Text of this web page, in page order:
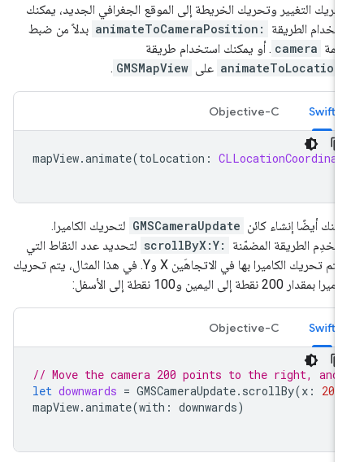
التغيير وتحريك الخريطة إلى الموقع الجغرافي الجديد، يمكنك
الطريقة animateToCameraPosition: بدلاً من ضبط
camera . أو يمكنك استخدام طريقة
على GMSMapView
.
Swift
Objective-C
mapView.animate(toLocation:
أيضًا إنشاء كائن GMSCameraUpdate لتحريك الكاميرا.
الطريقة المضمّنة scrollByX:Y: لتحديد عدد النقاط التي
سيتم تحريك الكاميرا بها في الاتجاهَين X وY. في هذا المثال، يتم تحريك
بمقدار 200 نقطة إلى اليمين و100 نقطة إلى الأسفل:
Swift
Objective-C
// Move the camera 200 points to the right, and
let downwards = GMSCameraUpdate.scrollBy x:
mapView.animate(with: downwards